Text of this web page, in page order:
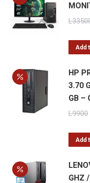
L
Add
HP
3.70
GB –
L9900
Add
GHZ